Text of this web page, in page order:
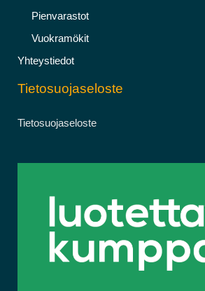
Pienvarastot
Vuokramökit
Yhteystiedot
Tietosuojaseloste
Tietosuojaseloste